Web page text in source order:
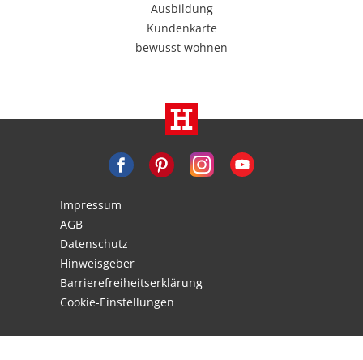
Ausbildung
Kundenkarte
bewusst wohnen
Impressum
AGB
Datenschutz
Hinweisgeber
Barrierefreiheitserklärung
Cookie-Einstellungen